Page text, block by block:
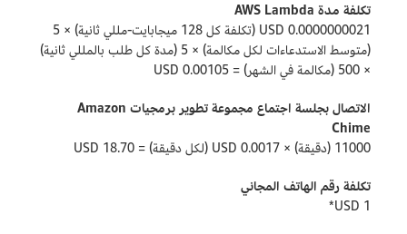
تكلفة مدة AWS Lambda
0.0000000021 USD (تكلفة كل 128 ميجابايت-مللي ثانية) × 5
(متوسط الاستدعاءات لكل مكالمة) × 5 (مدة كل طلب بالمللي ثانية)
× 500 (مكالمة في الشهر) = 0.00105 USD
الاتصال بجلسة اجتماع مجموعة تطوير برمجيات Amazon
Chime
11000 (دقيقة) × 0.0017 USD (لكل دقيقة) = 18.70 USD
تكلفة رقم الهاتف المجاني
1 USD*